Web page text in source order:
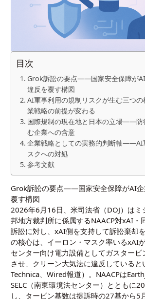
目次
Grok訴訟の要点——国家安全保障が
違反を覆す構図
AI軍事利用の規制リスクが生む三つ
業戦略の前提が変わる
国際規制の現在地と日本の立場——防
む企業への含意
企業戦略としての実務的判断軸——AI
スクへの対処
参考文献
Grok訴訟の要点——国家安全保障がAI企
覆す構図
2026年6月16日、米司法省（DOJ）はミ
邦地方裁判所に係属するNAACP対xAI・
訴訟に対し、xAI側を支持して訴訟棄却
の核心は、イーロン・マスク率いるxAI
センター向け電力設備としてガスタービ
させ、クリーン大気法に違反している
Technica、Wired報道）。NAACPは
SELC（南東環境法センター）とともに
し、タービン基数は提訴時の27基から5